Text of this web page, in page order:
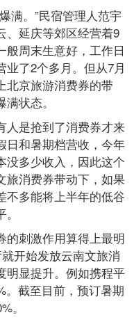
。”民宿管理人范宇
、延庆等郊区经营着9
般周末生意好，工作日
业了2个多月。但从7月
北京旅游消费券的带
状态。
是抢到了消费券才来
日和暑期档营收，今年
没多少收入，因此这个
旅消费券带动下，如果
不多能将上半年的低谷
刺激作用算得上最明
开始发放云南文旅消
明显提升。例如携程平
。截至目前，预订暑期
。